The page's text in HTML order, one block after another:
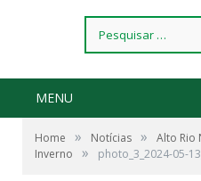
por:
MENU
Home » Notícias »
Alto Rio
Inverno
» photo_3_2024-05-